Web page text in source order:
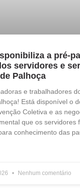
a pré-
servidores e
Palhoça
e trabalhadores
Está disponível o
Coletiva e as
que os servidores
conhecimento das
Nenhum comentário